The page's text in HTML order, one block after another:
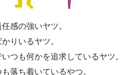
感の強いヤツ。
りいるヤツ。
つも何かを追求しているヤツ。
落ち着いているやつ。